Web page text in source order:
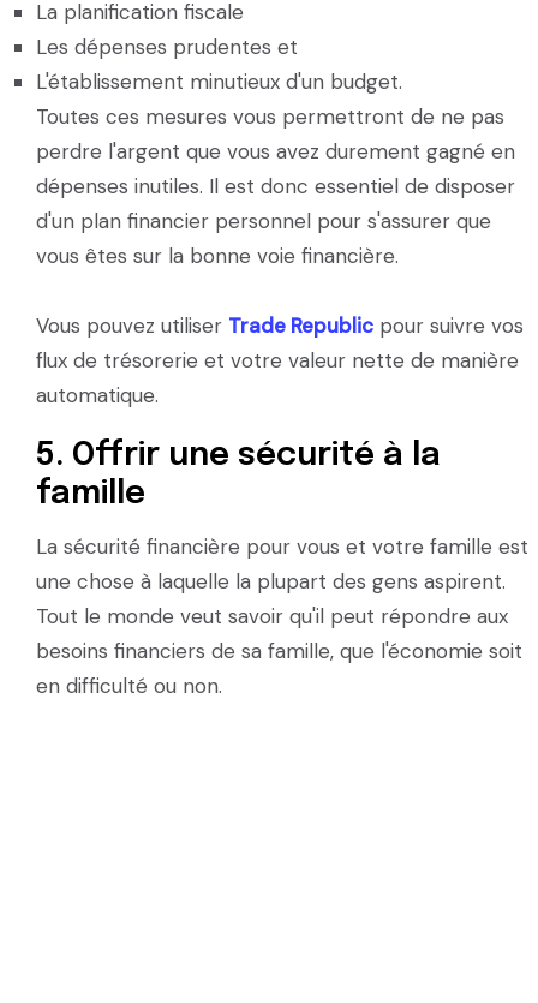
La planification fiscale
Les dépenses prudentes et
L'établissement minutieux d'un budget.
Toutes ces mesures vous permettront de ne pas
perdre l'argent que vous avez durement gagné en
dépenses inutiles. Il est donc essentiel de disposer
d'un plan financier personnel pour s'assurer que
vous êtes sur la bonne voie financière.
Vous pouvez utiliser Trade Republic pour suivre vos
flux de trésorerie et votre valeur nette de manière
automatique.
5. Offrir une sécurité à la
famille
La sécurité financière pour vous et votre famille est
une chose à laquelle la plupart des gens aspirent.
Tout le monde veut savoir qu'il peut répondre aux
besoins financiers de sa famille, que l'économie soit
en difficulté ou non.